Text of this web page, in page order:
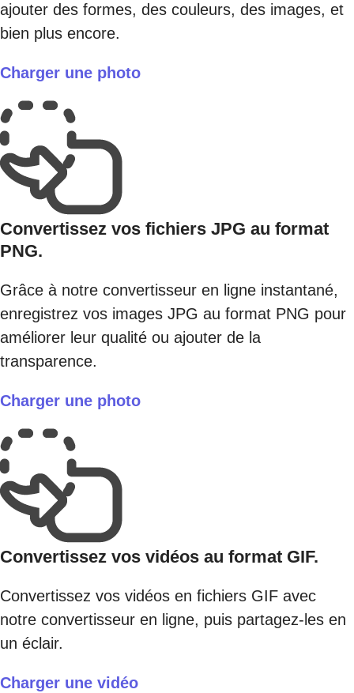
ajouter des formes, des couleurs, des images, et
bien plus encore.
Charger une photo
Convertissez vos fichiers JPG au format
PNG.
Grâce à notre convertisseur en ligne instantané,
enregistrez vos images JPG au format PNG pour
améliorer leur qualité ou ajouter de la
transparence.
Charger une photo
Convertissez vos vidéos au format GIF.
Convertissez vos vidéos en fichiers GIF avec
notre convertisseur en ligne, puis partagez-les en
un éclair.
Charger une vidéo